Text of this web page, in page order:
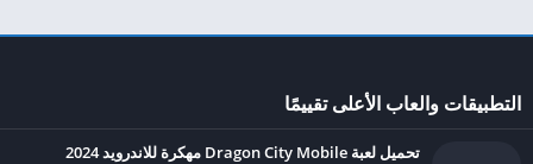
التطبيقات والعاب الأعلى تقييمًا
تحميل لعبة Dragon City Mobile مهكرة للاندرويد 2024